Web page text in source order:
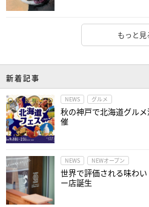
もっと見
新着記事
NEWS グルメ
秋の神戸で北海道グル
催
NEWS NEWオープン
世界で評価される味わ
ー店誕生